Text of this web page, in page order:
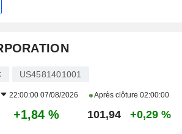
US4581401001
22:00:00 07/08/2026 Après clôture 02:00:00
+1,84 % 101,94 +0,29 %